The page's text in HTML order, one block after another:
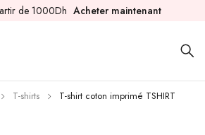
de 1000Dh Acheter maintenant
T-shirts
T-shirt coton imprimé TSHIRT